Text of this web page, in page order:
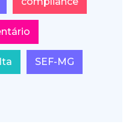
SEF-MG